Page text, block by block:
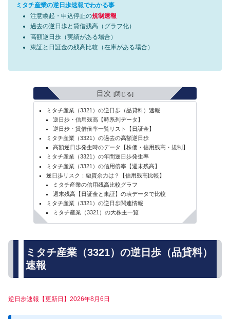
ミタチ産業の逆日歩速報でわかる事
注意喚起・申込停止の規制速報
過去の逆日歩と貸借残高（グラフ化）
高額逆日歩（実績がある場合）
東証と日証金の残高比較（在庫がある場合）
目次
ミタチ産業（3321）の逆日歩（品貸料）速報
逆日歩・信用残高【時系列データ】
逆日歩・貸借倍率一覧リスト【日証金】
ミタチ産業（3321）の過去の高額逆日歩
高額逆日歩発生時のデータ【株価・信用残高・規制】
ミタチ産業（3321）の年間逆日歩発生率
ミタチ産業（3321）の信用倍率【週末残高】
逆日歩リスク：融資余力は？【信用残高比較】
ミタチ産業の信用残高比較グラフ
週末残高【日証金と東証】の表データで比較
ミタチ産業（3321）の逆日歩関連情報
ミタチ産業（3321）の大株主一覧
ミタチ産業（3321）の逆日歩（品貸料）
速報
逆日歩速報【更新日】2026年8月6日